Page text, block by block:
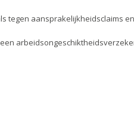
tegen aansprakelijkheidsclaims